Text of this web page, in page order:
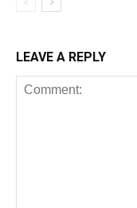
LEAVE A REPLY